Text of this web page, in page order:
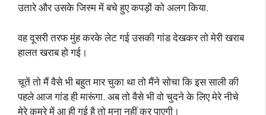
उतारे और उसके जिस्म में बचे हुए कपड़ों को अलग किया.
वह दूसरी तरफ मुंह करके लेट गई उसकी गांड देखकर तो मेरी खराब
हालत खराब हो गई।
चूतें तो मैं वैसे भी बहुत मार चुका था तो मैंने सोचा कि इस साली की
पहले आज गांड ही मारूंगा. अब तो वैसे भी वो चुदने के लिए मेरे नीचे
मेरे कमरे में आ ही गई है तो मना नहीं कर पाएगी।